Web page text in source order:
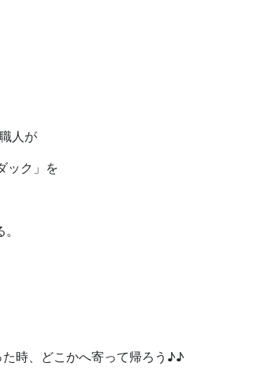
人が
ック」を
時、どこかへ寄って帰ろう♪♪